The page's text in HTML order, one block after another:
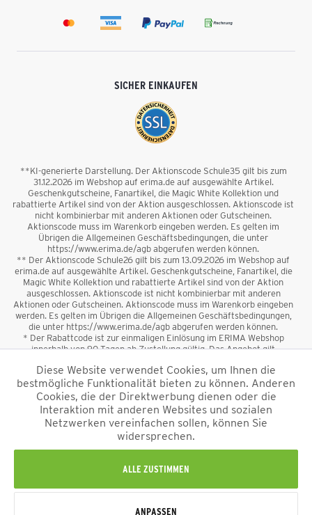
SICHER EINKAUFEN
**KI-generierte Darstellung. Der Aktionscode Schule35 gilt bis zum
31.12.2026 im Webshop auf erima.de auf ausgewählte Artikel.
Geschenkgutscheine, Fanartikel, die Magic White Kollektion und
rabattierte Artikel sind von der Aktion ausgeschlossen. Aktionscode ist
nicht kombinierbar mit anderen Aktionen oder Gutscheinen.
Aktionscode muss im Warenkorb eingeben werden. Es gelten im
Übrigen die Allgemeinen Geschäftsbedingungen, die unter
https://www.erima.de/agb abgerufen werden können.
** Der Aktionscode Schule26 gilt bis zum 13.09.2026 im Webshop auf
erima.de auf ausgewählte Artikel. Geschenkgutscheine, Fanartikel, die
Magic White Kollektion und rabattierte Artikel sind von der Aktion
ausgeschlossen. Aktionscode ist nicht kombinierbar mit anderen
Aktionen oder Gutscheinen. Aktionscode muss im Warenkorb eingeben
werden. Es gelten im Übrigen die Allgemeinen Geschäftsbedingungen,
die unter https://www.erima.de/agb abgerufen werden können.
* Der Rabattcode ist zur einmaligen Einlösung im ERIMA Webshop
innerhalb von 90 Tagen ab Zustellung gültig. Das Angebot gilt
sowie Geschenkgutscheine sind vom Rabatt ausgeschlossen. Der
Rabattcode ist nicht mit anderen Aktionen oder Gutscheinen
kombinierbar. Der Mindestbestellwert beträgt 50 €
*Alle Preise verstehen sich inkl. Mehrwertsteuer und zzgl.
und ggf. Nachnahmegebühren, wenn nicht anders
beschrieben.
Diese Website verwendet Cookies, um Ihnen die
bestmögliche Funktionalität bieten zu können. Anderen
Cookies, die der Direktwerbung dienen oder die
Interaktion mit anderen Websites und sozialen
Netzwerken vereinfachen sollen, können Sie
widersprechen.